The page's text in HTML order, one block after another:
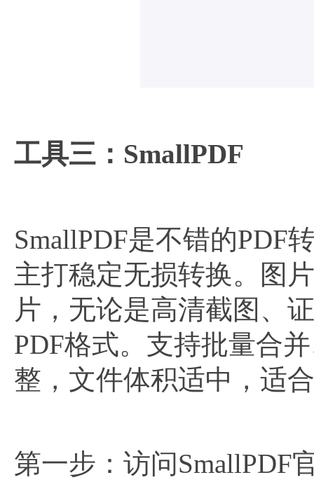
工具三：SmallPDF
SmallPDF是不错的PDF
主打稳定无损转换。图
片，无论是高清截图、
PDF格式。支持批量合
整，文件体积适中，适
第一步：访问SmallPDF